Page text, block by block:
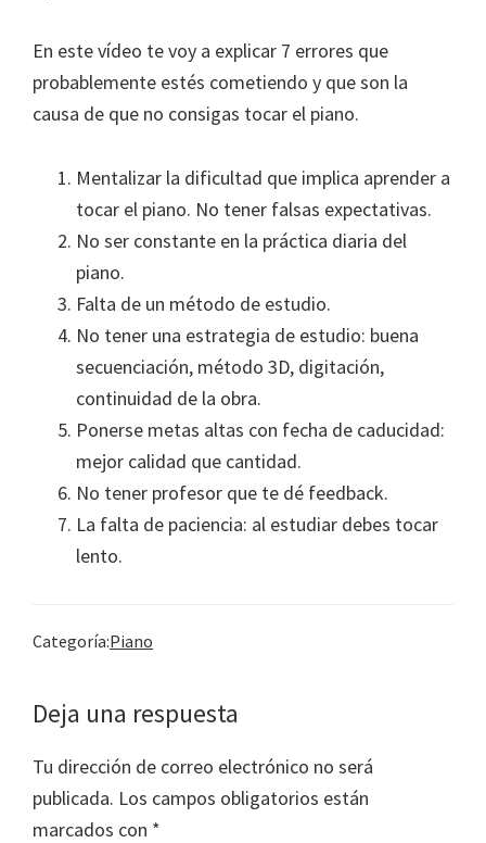
En este vídeo te voy a explicar 7 errores que
probablemente estés cometiendo y que son la
causa de que no consigas tocar el piano.
Mentalizar la dificultad que implica aprender a
tocar el piano. No tener falsas expectativas.
No ser constante en la práctica diaria del
piano.
Falta de un método de estudio.
No tener una estrategia de estudio: buena
secuenciación, método 3D, digitación,
continuidad de la obra.
Ponerse metas altas con fecha de caducidad:
mejor calidad que cantidad.
No tener profesor que te dé feedback.
La falta de paciencia: al estudiar debes tocar
lento.
Categoría:Piano
Interacciones
con
los
lectores
Deja una respuesta
Tu dirección de correo electrónico no será
publicada. Los campos obligatorios están
marcados con *